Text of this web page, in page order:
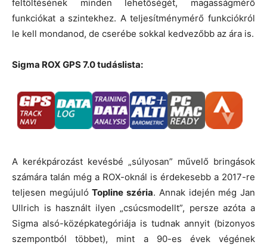
feltöltésének minden lehetőségét, magasságmérő
funkciókat a szintekhez. A teljesítménymérő funkciókról
le kell mondanod, de cserébe sokkal kedvezőbb az ára is.
Sigma ROX GPS 7.0 tudáslista:
A kerékpározást kevésbé „súlyosan” művelő bringások
számára talán még a ROX-oknál is érdekesebb a 2017-re
teljesen megújulóTopline széria. Annak idején még Jan
Ullrich is használt ilyen „csúcsmodellt”, persze azóta a
Sigma alsó-középkategóriája is tudnak annyit (bizonyos
szempontból többet), mint a 90-es évek végének